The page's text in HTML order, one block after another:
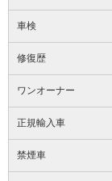
車検
修復歴
ワンオーナー
正規輸入車
禁煙車